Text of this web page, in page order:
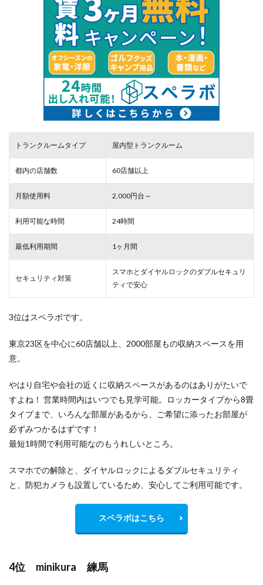
トランクルームタイプ 屋内型トランクルーム
都内の店舗数 60店舗以上
月額使用料 2,000円台～
利用可能な時間 24時間
最低利用期間 1ヶ月間
セキュリティ対策
スマホとダイヤルロックのダブルセキュリ
ティで安心
3位はスペラボです。
東京23区を中心に60店舗以上、2000部屋もの収納スペースを用
意。
やはり自宅や会社の近くに収納スペースがあるのはありがたいで
すよね！ 営業時間内はいつでも見学可能。ロッカータイプから8畳
タイプまで、いろんな部屋があるから、ご希望に添ったお部屋が
必ずみつかるはずです！
最短1時間で利用可能なのもうれしいところ。
スマホでの解除と、ダイヤルロックによるダブルセキュリティ
と、防犯カメラも設置しているため、安心してご利用可能です。
スペラボはこちら
4位 minikura 練馬